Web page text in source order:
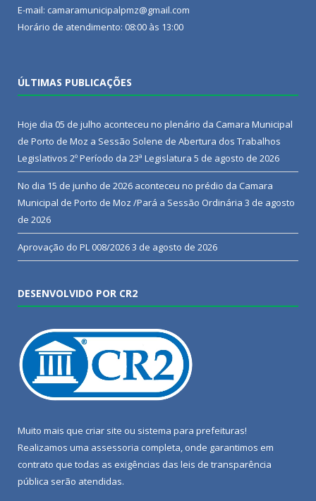
E-mail: camaramunicipalpmz@gmail.com
Horário de atendimento: 08:00 às 13:00
ÚLTIMAS PUBLICAÇÕES
Hoje dia 05 de julho aconteceu no plenário da Camara Municipal
de Porto de Moz a Sessão Solene de Abertura dos Trabalhos
Legislativos 2º Período da 23ª Legislatura 5 de agosto de 2026
No dia 15 de junho de 2026 aconteceu no prédio da Camara
Municipal de Porto de Moz /Pará a Sessão Ordinária 3 de agosto
de 2026
Aprovação do PL 008/20263 de agosto de 2026
DESENVOLVIDO POR CR2
Muito mais que criar site ou sistema para prefeituras!
Realizamos uma assessoria completa, onde garantimos em
contrato que todas as exigências das leis de transparência
pública serão atendidas.